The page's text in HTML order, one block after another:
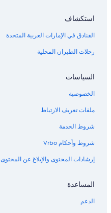
استكشاف
الفنادق في الإمارات العربية المتحدة
رحلات الطيران المحلية
السياسات
الخصوصية
ملفات تعريف الارتباط
شروط الخدمة
شروط وأحكام Vrbo
إرشادات المحتوى والإبلاغ عن المحتوى
المساعدة
الدعم